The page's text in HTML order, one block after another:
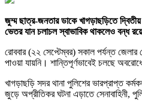
জুম্ম ছাত্র-জনতার ডাকে খাগড়াছড়িতে
ভেতর যান চলাচল স্বাভাবিক থাকলেও বন্ধ
রোববার (২২ সেপ্টেম্বর) সকাল পর্যন্ত
পাওয়া যায়নি। শান্তিপূর্ণভাবেই চলছে
খাগড়াছড়ি সদর থানা পুলিশের ভারপ্রাপ্ত
জুড়ে অপ্রীতিকর ঘটনা এড়াতে সেনাবাহিনী,